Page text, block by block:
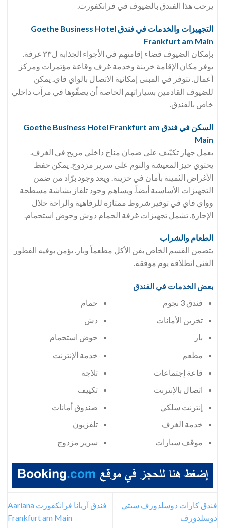
يرحب هذا الفندق بالضيوف في فرانكفورت.
التجهيزات والخدمات في فندق Goethe Business Hotel
Frankfurt am Main
بإمكان الضيوف قضاء إقامتهم في الأجواء الجذابة ل٣٣ غرفة.
يوفر مكان الإقامة خزينة وخدمة غرف وقاعة مؤتمرات ومركز
أعمال. تتوفر في المبنى إمكانية الاتصال بالواي فاي. يمكن
للضيوف القادمين بسياراتهم الخاصة أن يصفّوها في مرآب داخلي
خاص بالفندق.
السكن في فندق Goethe Business Hotel Frankfurt am
Main
يعمل جهاز تكيّيف على ضمان مناخ داخلي مريح في الغرف.
يحتوي حيز المعيشة والنوم على سرير مزدوج. يمكن حفظ
الأغراض الثمينة بأمان في خزينة. ويعد وجود برّاد من ضمن
التجهيزات الأساسية أيضاً. ويساهم وجود تلفاز بشاشة مسطحة
وواي فاي في توفير شروط ممتازة للرفاهية والراحة خلال
الإجازة. تشمل تجهيزات غرفة الحمام دوش وحوض استحمام.
الطعام والشراب
يتضمن القسم الخاص بفن الأكل مطعماً وبار. يؤمن بوفيه الفطور
الغني انطلاقة يوم موفقة.
بعض الخدمات في الفندق
فندق 3 نجوم
تخزين الأمانات
بار
مطعم
قاعة إجتماعات
اتصال بالإنترنت
إنترنت سلكي
خدمة الغرف
موقف سيارات
حمام
دش
حوض استحمام
خدمة الإنترنت
ثلاجة
تكييف
صندوق أمانات
تلفزيون
سرير مزدوج
فندق كارات دوسلدورف سيتي
دوسلدورف
فندق آريانا فرانكفورت Aariana
Frankfurt am Main